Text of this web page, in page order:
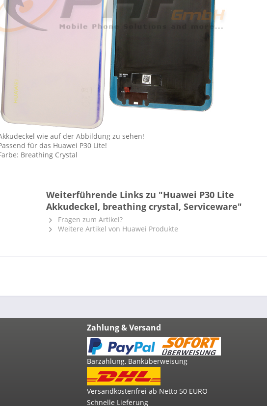
wie auf der Abbildung zu sehen!
für das Huawei P30 Lite!
Breathing Crystal
Weiterführende Links zu "Huawei P30 Lite
Akkudeckel, breathing crystal, Serviceware"
Fragen zum Artikel?
Weitere Artikel von Huawei Produkte
Zahlung & Versand
Barzahlung, Banküberweisung
Versandkostenfrei ab Netto 50 EURO
Schnelle Lieferung